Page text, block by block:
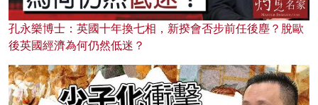
孔永樂博士：英國十年換七相，新揆會否步前任後塵？脫歐
後英國經濟為何仍然低迷？